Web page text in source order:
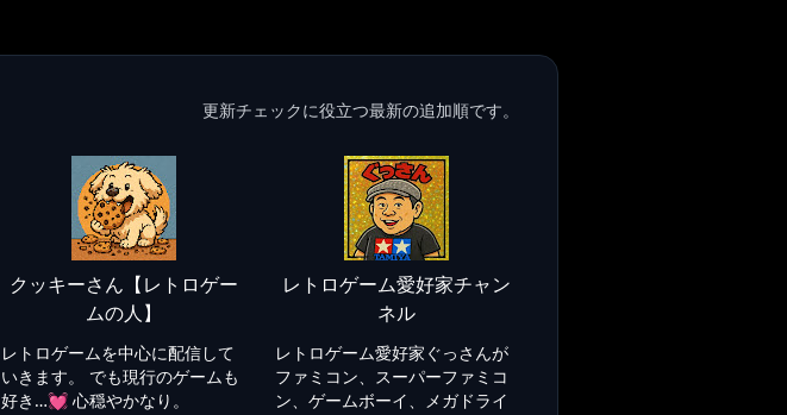
更新チェックに役立つ最新の追加順です。
クッキーさん【レトロゲー
ムの人】
レトロゲームを中心に配信して
いきます。 でも現行のゲームも
好き…💓 心穏やかなり。
レトロゲーム愛好家チャン
ネル
レトロゲーム愛好家ぐっさんが
ファミコン、スーパーファミコ
ン、ゲームボーイ、メガドライ